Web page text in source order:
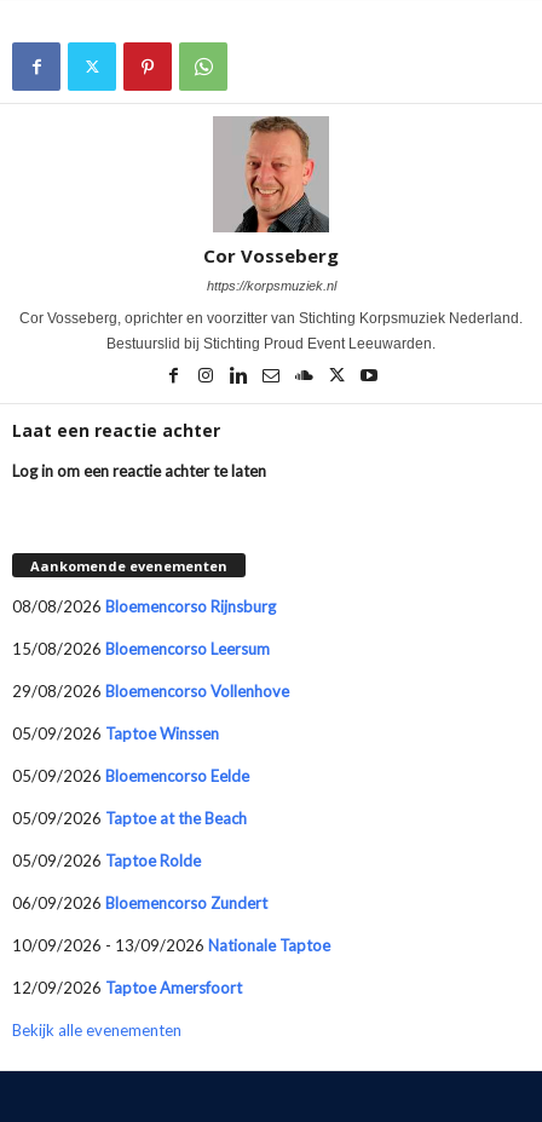
Cor Vosseberg
https://korpsmuziek.nl
Cor Vosseberg, oprichter en voorzitter van Stichting Korpsmuziek Nederland.
Bestuurslid bij Stichting Proud Event Leeuwarden.
Laat een reactie achter
Log in om een reactie achter te laten
Aankomende evenementen
08/08/2026 Bloemencorso Rijnsburg
15/08/2026 Bloemencorso Leersum
29/08/2026 Bloemencorso Vollenhove
05/09/2026 Taptoe Winssen
05/09/2026 Bloemencorso Eelde
05/09/2026 Taptoe at the Beach
05/09/2026 Taptoe Rolde
06/09/2026 Bloemencorso Zundert
10/09/2026 - 13/09/2026 Nationale Taptoe
12/09/2026 Taptoe Amersfoort
Bekijk alle evenementen